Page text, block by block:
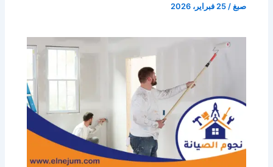
صبغ /25 فبراير، 2026